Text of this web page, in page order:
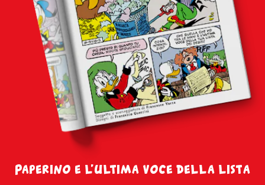
Paperino e l’ultima voce della lista